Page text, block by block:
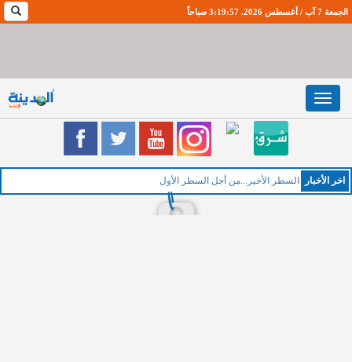
الجمعة 7 آب / أغسطس 2026. 3:19:58 صباحاً
Toggle
navigation
اخر اﻷخبار